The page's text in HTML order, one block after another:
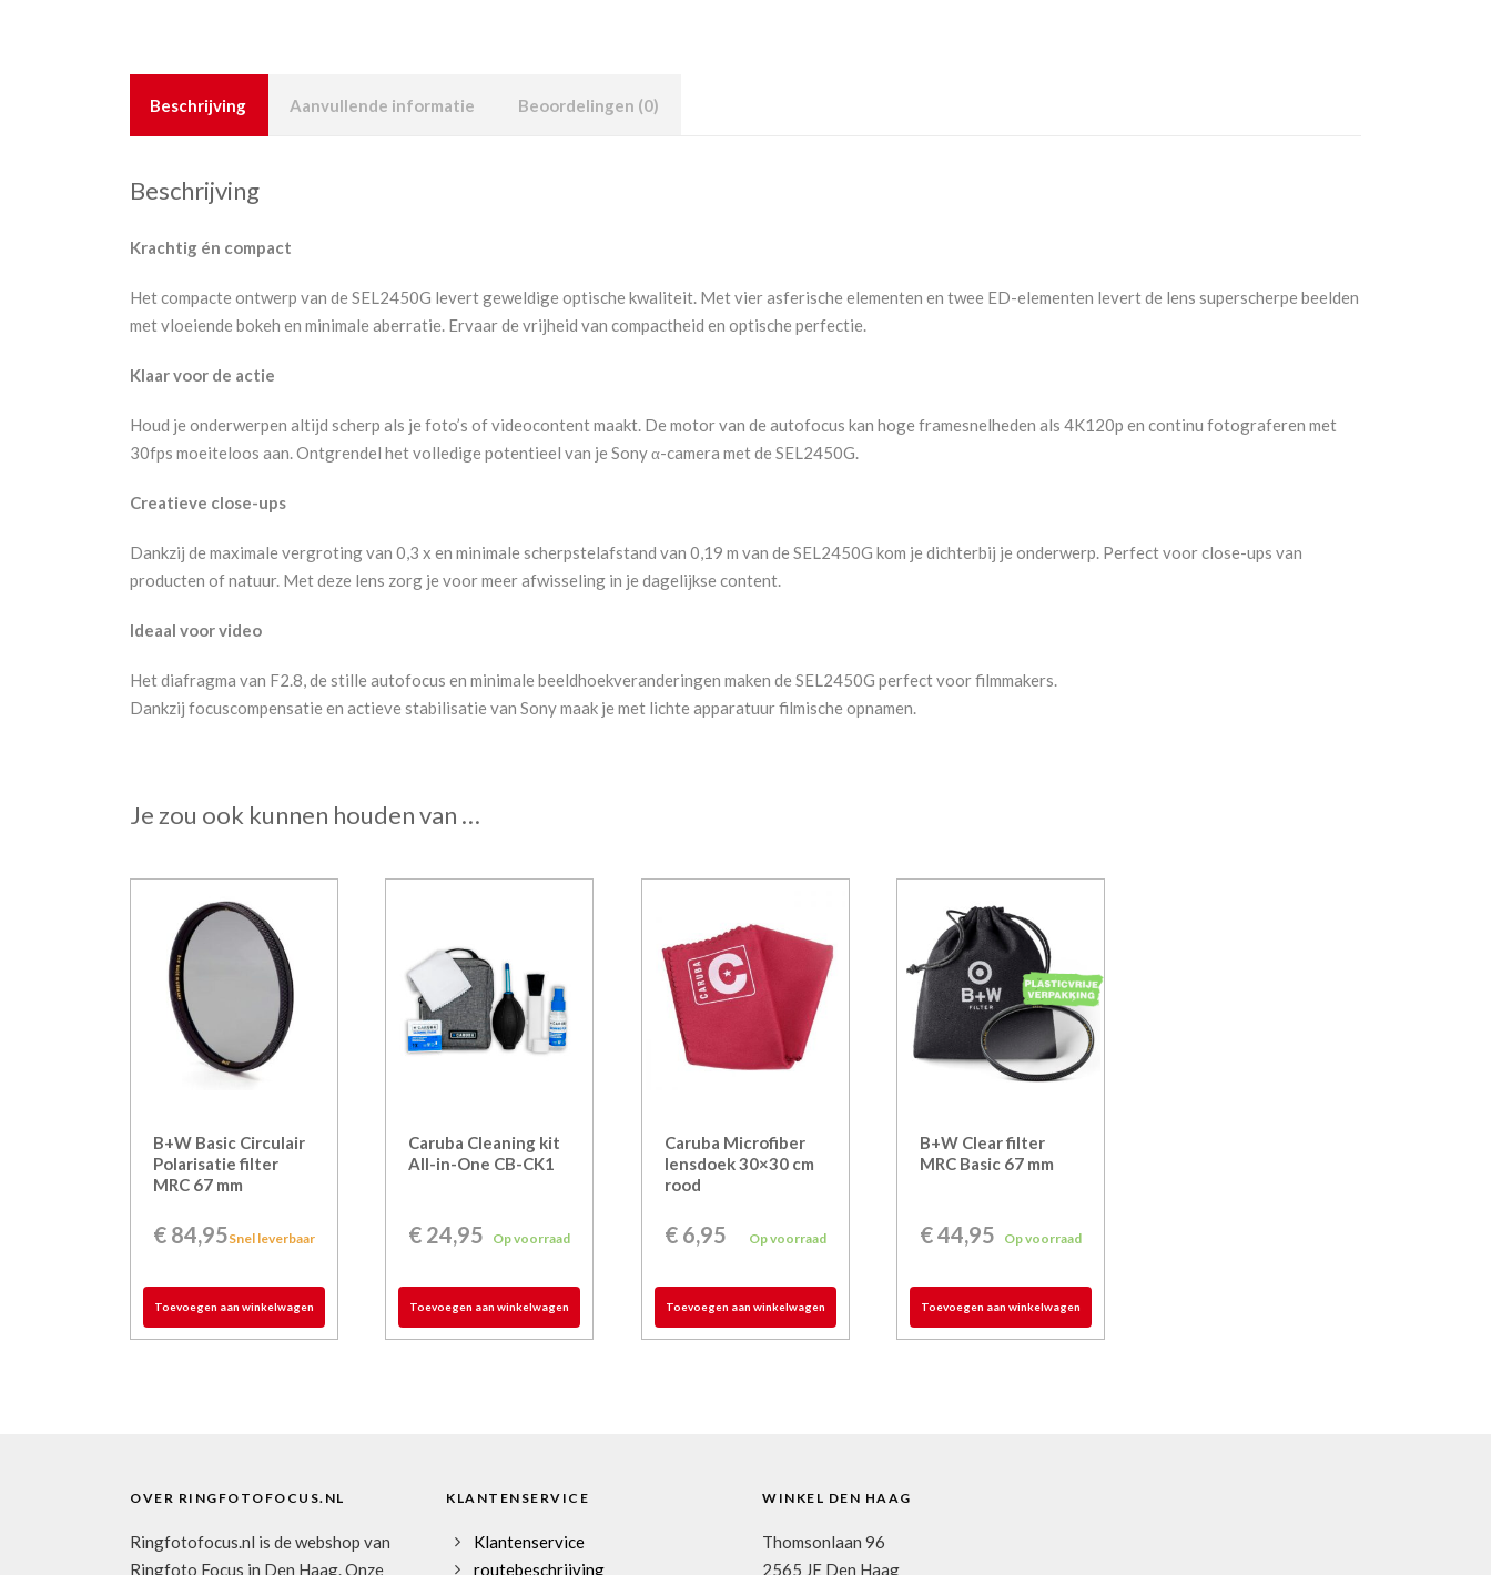
Beschrijving Aanvullende informatie Beoordelingen (0)
Beschrijving
Krachtig én compact
Het compacte ontwerp van de SEL2450G levert geweldige optische kwaliteit. Met vier asferische elementen en twee ED-elementen levert de lens superscherpe beelden
met vloeiende bokeh en minimale aberratie. Ervaar de vrijheid van compactheid en optische perfectie.
Klaar voor de actie
Houd je onderwerpen altijd scherp als je foto’s of videocontent maakt. De motor van de autofocus kan hoge framesnelheden als 4K120p en continu fotograferen met
30fps moeiteloos aan. Ontgrendel het volledige potentieel van je Sony α-camera met de SEL2450G.
Creatieve close-ups
Dankzij de maximale vergroting van 0,3 x en minimale scherpstelafstand van 0,19 m van de SEL2450G kom je dichterbij je onderwerp. Perfect voor close-ups van
producten of natuur. Met deze lens zorg je voor meer afwisseling in je dagelijkse content.
Ideaal voor video
Het diafragma van F2.8, de stille autofocus en minimale beeldhoekveranderingen maken de SEL2450G perfect voor filmmakers.
Dankzij focuscompensatie en actieve stabilisatie van Sony maak je met lichte apparatuur filmische opnamen.
Je zou ook kunnen houden van …
B+W Basic Circulair
Polarisatie filter
MRC 67 mm
€ 84,95Snel leverbaar
Toevoegen aan winkelwagen
Caruba Cleaning kit
All-in-One CB-CK1
€ 24,95 Op voorraad
Toevoegen aan winkelwagen
Caruba Microfiber
lensdoek 30×30 cm
rood
€6,95 Op voorraad
Toevoegen aan winkelwagen
B+W Clear filter
MRC Basic 67 mm
€44,95 Op voorraad
Toevoegen aan winkelwagen
OVER RINGFOTOFOCUS.NL
Ringfotofocus.nl is de webshop van
Ringfoto Focus in Den Haag. Onze
KLANTENSERVICE
Klantenservice
routebeschrijving
WINKEL DEN HAAG
Thomsonlaan 96
2565 JE Den Haag